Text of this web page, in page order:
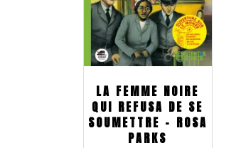
LA FEMME NOIRE
QUI REFUSA DE SE
SOUMETTRE – ROSA
PARKS